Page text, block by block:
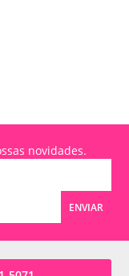
novidades.
ENVIAR